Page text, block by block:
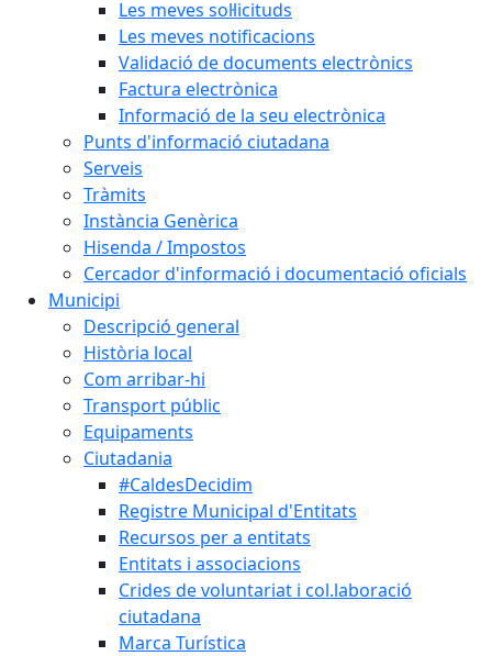
Les meves sol·licituds
Les meves notificacions
Validació de documents electrònics
Factura electrònica
Informació de la seu electrònica
Punts d'informació ciutadana
Serveis
Tràmits
Instància Genèrica
Hisenda / Impostos
Cercador d'informació i documentació oficials
Municipi
Descripció general
Història local
Com arribar-hi
Transport públic
Equipaments
Ciutadania
#CaldesDecidim
Registre Municipal d'Entitats
Recursos per a entitats
Entitats i associacions
Crides de voluntariat i col.laboració
ciutadana
Marca Turística